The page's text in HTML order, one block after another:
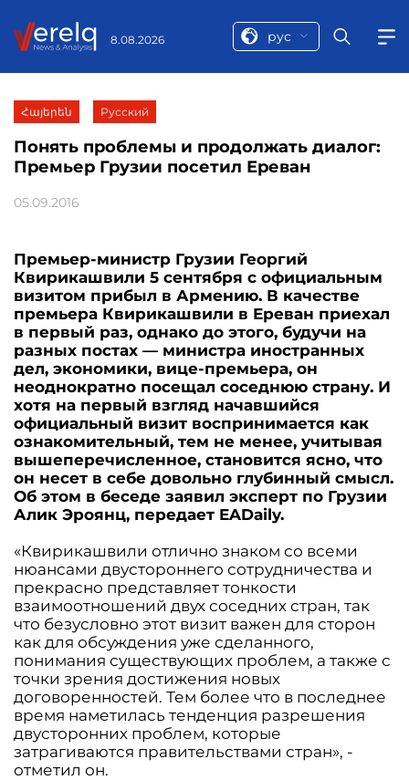
8.08.2026 рус
Հայերեն Русский
Понять проблемы и продолжать диалог:
Премьер Грузии посетил Ереван
05.09.2016
Премьер-министр Грузии Георгий
Квирикашвили 5 сентября с официальным
визитом прибыл в Армению. В качестве
премьера Квирикашвили в Ереван приехал
в первый раз, однако до этого, будучи на
разных постах — министра иностранных
дел, экономики, вице-премьера, он
неоднократно посещал соседнюю страну. И
хотя на первый взгляд начавшийся
официальный визит воспринимается как
ознакомительный, тем не менее, учитывая
вышеперечисленное, становится ясно, что
он несет в себе довольно глубинный смысл.
Об этом в беседе заявил эксперт по Грузии
Алик Эроянц, передает EADaily.
«Квирикашвили отлично знаком со всеми
нюансами двустороннего сотрудничества и
прекрасно представляет тонкости
взаимоотношений двух соседних стран, так
что безусловно этот визит важен для сторон
как для обсуждения уже сделанного,
понимания существующих проблем, а также с
точки зрения достижения новых
договоренностей. Тем более что в последнее
время наметилась тенденция разрешения
двусторонних проблем, которые
затрагиваются правительствами стран», -
отметил он.